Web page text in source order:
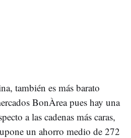
también es más barato
BonÀrea pues hay una
a las cadenas más caras,
un ahorro medio de 272